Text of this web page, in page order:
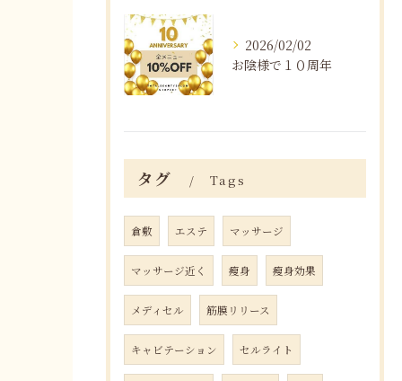
2026/02/02
お陰様で１０周年
タグ Tags
倉敷 エステ マッサージ
マッサージ近く 瘦身 瘦身効果
メディセル 筋膜リリース
キャビテーション セルライト